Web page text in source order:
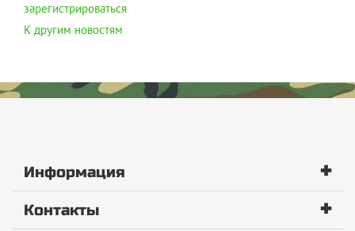
зарегистрироваться
К другим новостям
Информация +
Контакты +